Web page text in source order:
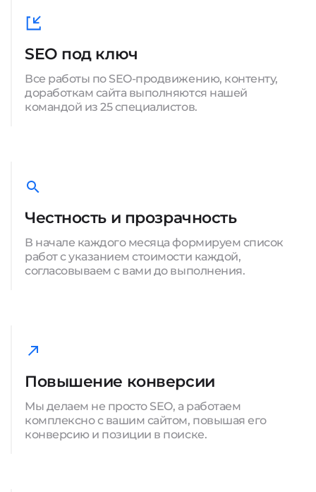
SEO под ключ
Все работы по SEO-продвижению, контенту,
доработкам сайта выполняются нашей
командой из 25 специалистов.
Честность и прозрачность
В начале каждого месяца формируем список
работ с указанием стоимости каждой,
согласовываем с вами до выполнения.
Повышение конверсии
Мы делаем не просто SEO, а работаем
комплексно с вашим сайтом, повышая его
конверсию и позиции в поиске.